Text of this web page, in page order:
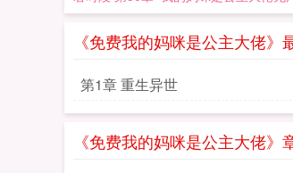
《免费我的妈咪是公主大佬》
第1章 重生异世
《免费我的妈咪是公主大佬》